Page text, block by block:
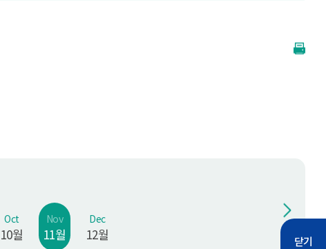
Oct
10월
Nov
11월
Dec
12월 닫기